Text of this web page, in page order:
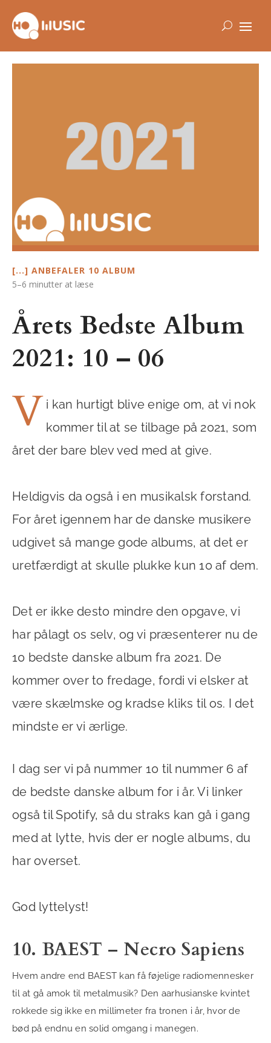
[...] ANBEFALER 10 ALBUM
5–6 minutter at læse
Årets Bedste Album
2021: 10 – 06
V i kan hurtigt blive enige om, at vi nok
kommer til at se tilbage på 2021, som
året der bare blev ved med at give.
Heldigvis da også i en musikalsk forstand.
For året igennem har de danske musikere
udgivet så mange gode albums, at det er
uretfærdigt at skulle plukke kun 10 af dem.
Det er ikke desto mindre den opgave, vi
har pålagt os selv, og vi præsenterer nu de
10 bedste danske album fra 2021. De
kommer over to fredage, fordi vi elsker at
være skælmske og kradse kliks til os. I det
mindste er vi ærlige.
I dag ser vi på nummer 10 til nummer 6 af
de bedste danske album for i år. Vi linker
også til Spotify, så du straks kan gå i gang
med at lytte, hvis der er nogle albums, du
har overset.
God lyttelyst!
10. BAEST – Necro Sapiens
Hvem andre end BAEST kan få føjelige radiomennesker
til at gå amok til metalmusik? Den aarhusianske kvintet
rokkede sig ikke en millimeter fra tronen i år, hvor de
bød på endnu en solid omgang i manegen.